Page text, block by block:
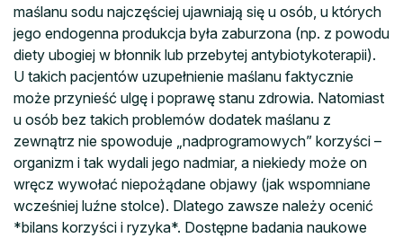
maślanu sodu najczęściej ujawniają się u osób, u których
jego endogenna produkcja była zaburzona (np. z powodu
diety ubogiej w błonnik lub przebytej antybiotykoterapii).
U takich pacjentów uzupełnienie maślanu faktycznie
może przynieść ulgę i poprawę stanu zdrowia. Natomiast
u osób bez takich problemów dodatek maślanu z
zewnątrz nie spowoduje „nadprogramowych” korzyści –
organizm i tak wydali jego nadmiar, a niekiedy może on
wręcz wywołać niepożądane objawy (jak wspomniane
wcześniej luźne stolce). Dlatego zawsze należy ocenić
*bilans korzyści i ryzyka*. Dostępne badania naukowe